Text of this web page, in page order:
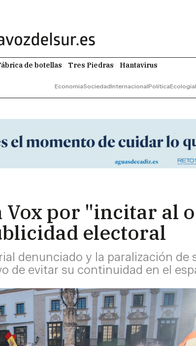
de botellas Tres Piedras Hantavirus
EconomíaSociedadInternacionalPolíticaEcología
Vox por "incitar al
electoral
denunciado y la paralización
de evitar su continuidad en el